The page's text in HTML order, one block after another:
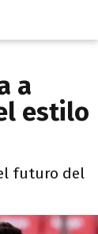
a
estilo
futuro del